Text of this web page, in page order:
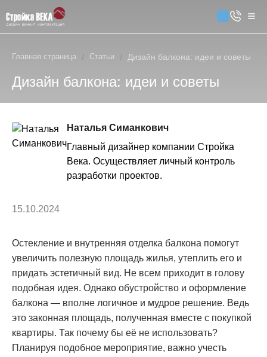
Главная страница / Статьи / Дизайн балкона: идеи и советы
Дизайн балкона: идеи и советы
Наталья Симанкович
Главный дизайнер компании Стройка
Века. Осуществляет личный контроль
разработки проектов.
15.10.2024
Остекление и внутренняя отделка балкона помогут
увеличить полезную площадь жилья, утеплить его и
придать эстетичный вид. Не всем приходит в голову
подобная идея. Однако обустройство и оформление
балкона — вполне логичное и мудрое решение. Ведь
это законная площадь, полученная вместе с покупкой
квартиры. Так почему бы её не использовать?
Планируя подобное мероприятие, важно учесть